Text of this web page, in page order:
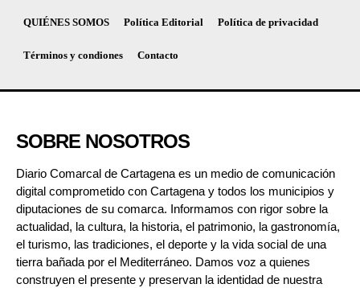
QUIÉNES SOMOS Política Editorial Política de privacidad
Términos y condiones Contacto
SOBRE NOSOTROS
Diario Comarcal de Cartagena es un medio de comunicación
digital comprometido con Cartagena y todos los municipios y
diputaciones de su comarca. Informamos con rigor sobre la
actualidad, la cultura, la historia, el patrimonio, la gastronomía,
el turismo, las tradiciones, el deporte y la vida social de una
tierra bañada por el Mediterráneo. Damos voz a quienes
construyen el presente y preservan la identidad de nuestra